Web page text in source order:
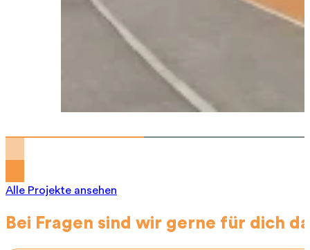
Alle Projekte ansehen
Bei Fragen sind wir gerne für dich